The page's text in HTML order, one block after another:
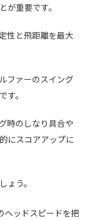
が重要です。
性と飛距離を最大
ファーのスイング
す。
時のしなり具合や
にスコアアップに
ょう。
ヘッドスピードを把